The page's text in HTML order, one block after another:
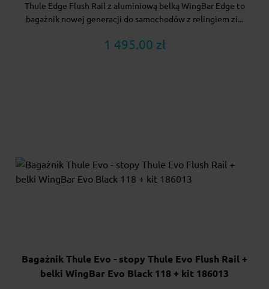
Thule Edge Flush Rail z aluminiową belką WingBar Edge to
bagażnik nowej generacji do samochodów z relingiem zi...
1 495.00 zł
Bagażnik Thule Evo - stopy Thule Evo Flush Rail +
belki WingBar Evo Black 118 + kit 186013